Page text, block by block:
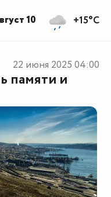
памяти и
22 июня 2025 04:00
+15°C
10